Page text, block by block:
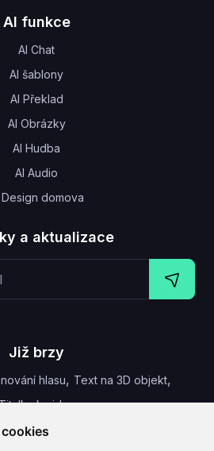
AI funkce
AI Chat
AI šablony
AI Překlad
AI Obrázky
AI Hudba
AI Audio
Design domova
a aktualizace
Již brzy
hlasu, Text na 3D objekt,
k videu